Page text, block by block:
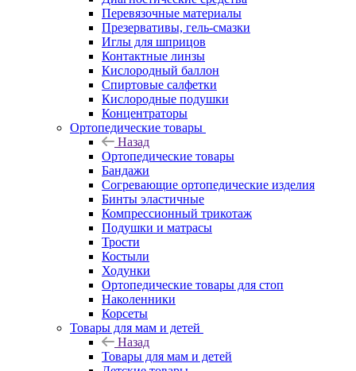
Перевязочные материалы
Презервативы, гель-смазки
Иглы для шприцов
Контактные линзы
Кислородный баллон
Спиртовые салфетки
Кислородные подушки
Концентраторы
Ортопедические товары
Назад
Ортопедические товары
Бандажи
Согревающие ортопедические изделия
Бинты эластичные
Компрессионный трикотаж
Подушки и матрасы
Трости
Костыли
Ходунки
Ортопедические товары для стоп
Наколенники
Корсеты
Товары для мам и детей
Назад
Товары для мам и детей